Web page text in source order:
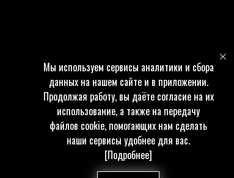
Мы используем сервисы аналитики и сбора
данных на нашем сайте и в приложении.
Продолжая работу, вы даёте согласие на их
использование, а также на передачу
файлов cookie, помогающих нам сделать
наши сервисы удобнее для вас.
[Подробнее]